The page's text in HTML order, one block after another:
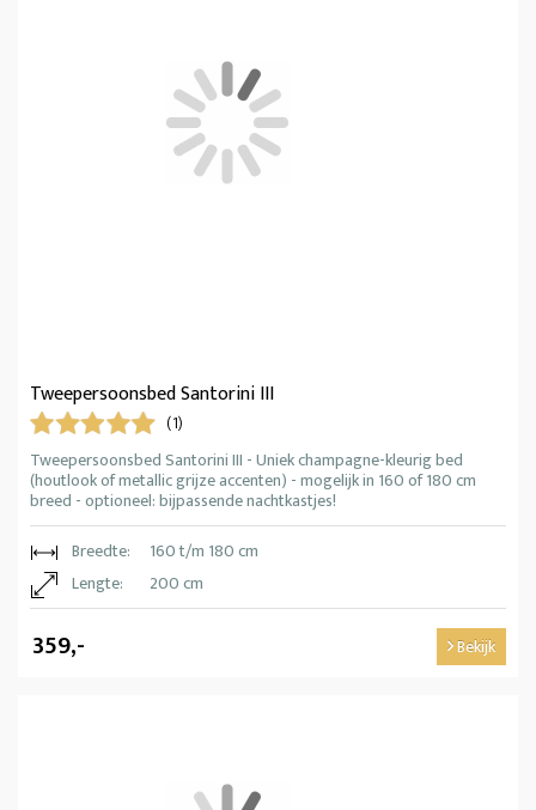
Tweepersoonsbed Santorini III
(1)
Tweepersoonsbed Santorini III - Uniek champagne-kleurig bed
(houtlook of metallic grijze accenten) - mogelijk in 160 of 180 cm
breed - optioneel: bijpassende nachtkastjes!
Breedte:
160 t/m 180 cm
Lengte:
200 cm
359,- Bekijk